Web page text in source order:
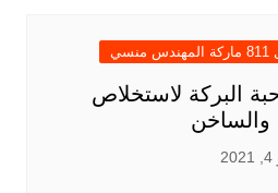
البركة لاستخلاص
والساخن